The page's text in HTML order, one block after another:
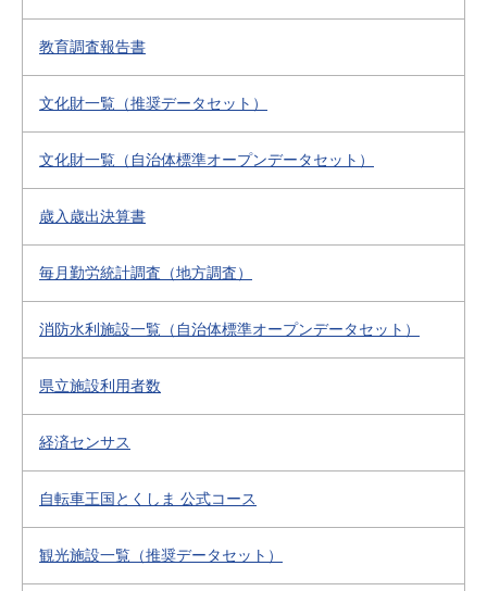
教育調査報告書
文化財一覧（推奨データセット）
文化財一覧（自治体標準オープンデータセット）
歳入歳出決算書
毎月勤労統計調査（地方調査）
消防水利施設一覧（自治体標準オープンデータセット）
県立施設利用者数
経済センサス
自転車王国とくしま 公式コース
観光施設一覧（推奨データセット）